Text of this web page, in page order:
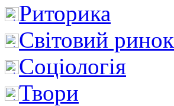
Риторика
Світовий ринок
Соціологія
Твори